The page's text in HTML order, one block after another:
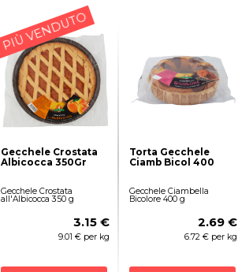
PIÙ VENDUTO
Gecchele Crostata
Albicocca 350Gr
Gecchele Crostata
all'Albicocca 350 g
3.15 €
9.01 € per kg
Torta Gecchele
Ciamb Bicol 400
Gecchele Ciambella
Bicolore 400 g
2.69 €
6.72 € per kg